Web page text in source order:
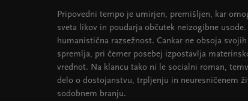
Pripovedni tempo je umirjen, premišljen, kar
sveta likov in poudarja občutek neizogibne
humanistična razsežnost. Cankar ne obsoja
spremlja, pri čemer posebej izpostavlja
vrednot. Na klancu tako ni le socialni roman,
delo o dostojanstvu, trpljenju in neuresničenem
sodobnem branju.